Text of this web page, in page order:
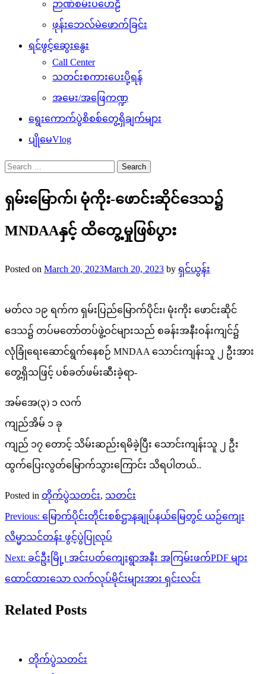
ဉာဏ်စမ်းပဟေဠိ
ဖုန်းဘေလ်မဲဖောက်ခြင်း
ရင်ဖွင့်ဆွေးနွေး
Call Center
သတင်းစကားပေးပို့ရန်
အမေး/အဖြေကဏ္ဍ
ရွေးကောက်ပွဲစိစစ်တွေ့ရှိချက်များ
ပျိုမေVlog
Search
for:
ရှမ်းမြောက်၊ မုံကိုး-ဖောင်းဆိုင်ဒေသ၌
MNDAAနှင့် ထိတွေ့မှုဖြစ်ပွား
Posted on March 20, 2023March 20, 2023 by ရှင်ယွန်း
မတ်လ ၁၉ ရက်က ရှမ်းပြည်မြောက်ပိုင်း၊ မုံးကိုး ဖောင်းဆိုင်
ဒေသ၌ တပ်မတော်တပ်ဖွဲ့ဝင်များသည် စခန်းအနီးဝန်းကျင်၌
လုံခြုံရေးဆောင်ရွက်နေစဉ် MNDAA သောင်းကျန်းသူ ၂ ဦးအား
တွေ့ရှိသဖြင့် ပစ်ခတ်ဖမ်းဆီးခဲ့ရာ-
အမ်အေ(၃) ၁ လက်
ကျည်အိမ် ၁ ခု
ကျည် ၁၇ တောင့် သိမ်းဆည်းရမိခဲ့ပြီး သောင်းကျန်းသူ ၂ ဦး
ထွက်ပြေးလွတ်မြောက်သွားကြောင်း သိရပါတယ်..
Posted in တိုက်ပွဲသတင်း, သတင်း
Post
navigation
Previous: မြောက်ပိုင်းတိုင်းစစ်ဌာနချုပ်နယ်မြေတွင် ယဉ်ကျေး
လိမ္မာသင်တန်း ဖွင့်ပွဲပြုလုပ်
Next: ခင်ဦးမြို့၊ အင်းပတ်ကျေးရွာအနီး အကြမ်းဖက်PDF များ
ထောင်ထားသော လက်လုပ်မိုင်းများအား ရှင်းလင်း
Related Posts
တိုက်ပွဲသတင်း